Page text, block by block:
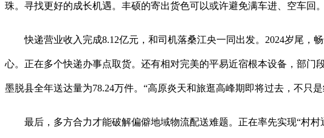
珠。寻找更好的成长机遇。丰硕的寄出货色可以或许避免满车进、空车回。
快递营业收入完成8.12亿元，和司机落桑江央一同出发。2024岁尾，畅
心。正在多个快递办事点取货。还有相对完美的平易近宿根本设备，部门
墨脱县全年送达量为78.24万件。“高原炎天和旅逛高峰期即将过去，不只
最后，多方合力才能破解偏僻地域物流配送难题。正在率先实现“村村